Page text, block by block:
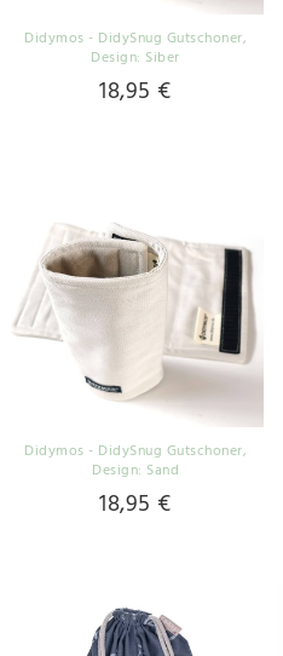
Didymos - DidySnug Gutschoner,
Design: Siber
18,95 €
Didymos - DidySnug Gutschoner,
Design: Sand
18,95 €